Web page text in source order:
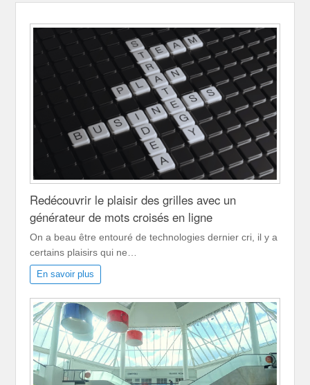
Redécouvrir le plaisir des grilles avec un
générateur de mots croisés en ligne
On a beau être entouré de technologies dernier cri, il y a
certains plaisirs qui ne…
En savoir plus